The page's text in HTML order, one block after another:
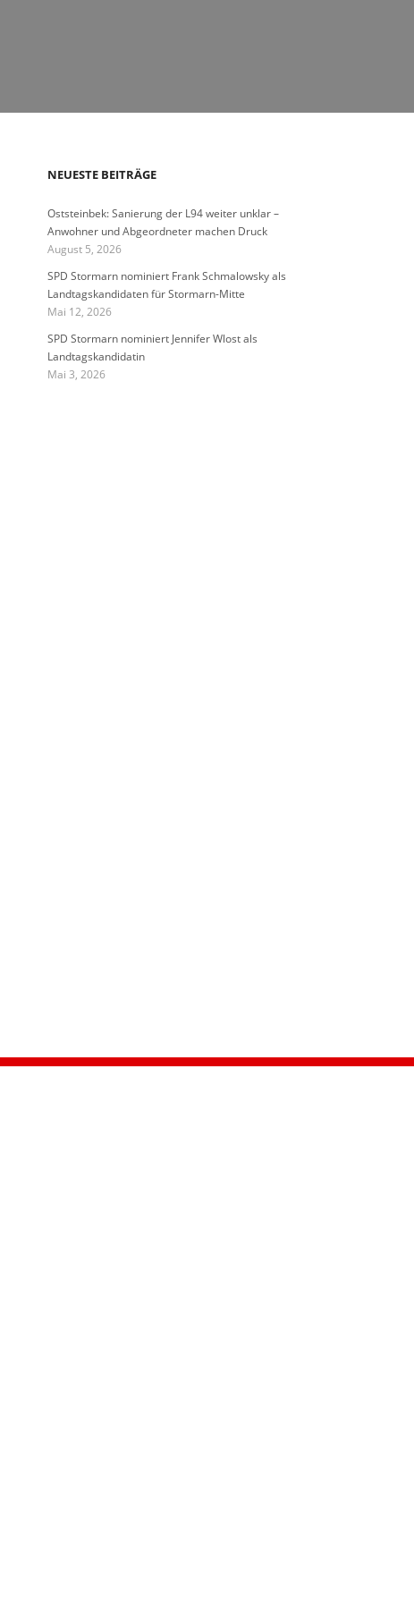
NEUESTE BEITRÄGE
Oststeinbek: Sanierung der L94 weiter unklar –
Anwohner und Abgeordneter machen Druck
August 5, 2026
SPD Stormarn nominiert Frank Schmalowsky als
Landtagskandidaten für Stormarn-Mitte
Mai 12, 2026
SPD Stormarn nominiert Jennifer Wlost als
Landtagskandidatin
Mai 3, 2026